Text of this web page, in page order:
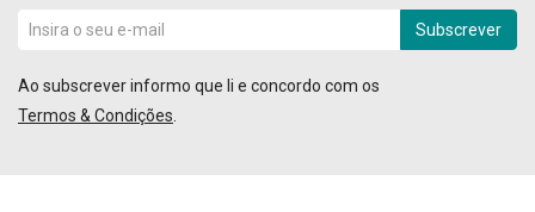
Subscrever
Ao subscrever informo que li e concordo com os
Termos & Condições